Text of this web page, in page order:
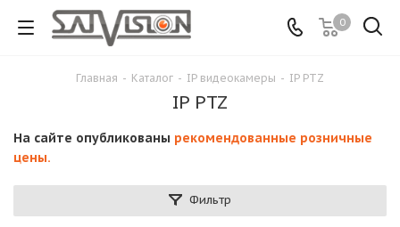
0
Главная - Каталог - IP видеокамеры - IP PTZ
IP PTZ
На сайте опубликованы рекомендованные розничные
цены.
Фильтр